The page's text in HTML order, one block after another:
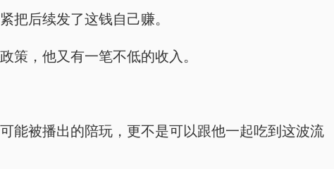
把后续发了这钱自己赚。
策，他又有一笔不低的收入。
能被播出的陪玩，更不是可以跟他一起吃到这波流